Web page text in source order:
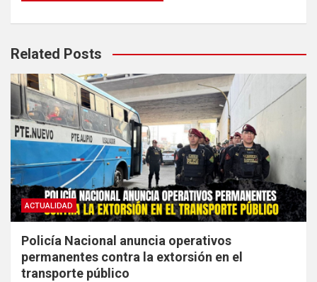
Related Posts
ACTUALIDAD
Policía Nacional anuncia operativos
permanentes contra la extorsión en el
transporte público